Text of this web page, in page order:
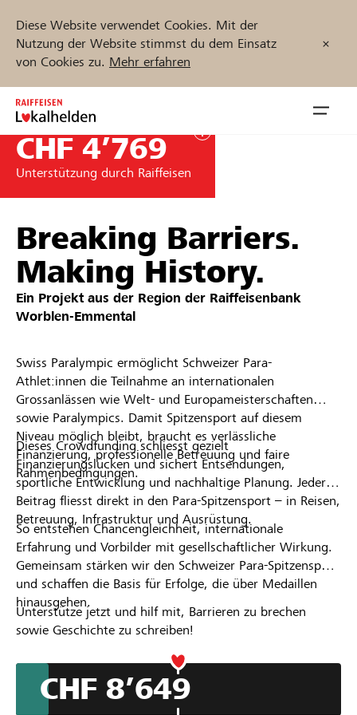
Diese Website verwendet Cookies. Mit der
Nutzung der Website stimmst du dem Einsatz
von Cookies zu. Mehr erfahren
Zum
Inhalt
springen
Unterstützen
Partner / Raiffeisenbank
Anmelden
Registrieren
Projekte und Organisationen finden
DE FR IT
CHF 4’769
Unterstützung durch Raiffeisen
Breaking Barriers.
Making History.
Ein Projekt aus der Region der Raiffeisenbank
Worblen-Emmental
Swiss Paralympic ermöglicht Schweizer Para-
Athlet:innen die Teilnahme an internationalen
Grossanlässen wie Welt- und Europameisterschaften
sowie Paralympics. Damit Spitzensport auf diesem
Niveau möglich bleibt, braucht es verlässliche
Finanzierung, professionelle Betreuung und faire
Rahmenbedingungen.
Dieses Crowdfunding schliesst gezielt
Finanzierungslücken und sichert Entsendungen,
sportliche Entwicklung und nachhaltige Planung. Jeder
Beitrag fliesst direkt in den Para-Spitzensport – in Reisen,
Betreuung, Infrastruktur und Ausrüstung.
So entstehen Chancengleichheit, internationale
Erfahrung und Vorbilder mit gesellschaftlicher Wirkung.
Gemeinsam stärken wir den Schweizer Para-Spitzensport
und schaffen die Basis für Erfolge, die über Medaillen
hinausgehen.
Unterstütze jetzt und hilf mit, Barrieren zu brechen
sowie Geschichte zu schreiben!
CHF 8’649